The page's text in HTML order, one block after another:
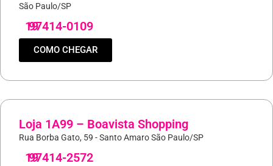
São Paulo/SP
19
97414-0109
COMO CHEGAR
Loja 1A99 – Boavista Shopping
Rua Borba Gato, 59 - Santo Amaro São Paulo/SP
19
97414-2572